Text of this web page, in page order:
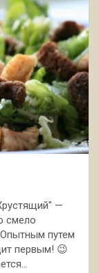
—
смело
путем
первым! 😉